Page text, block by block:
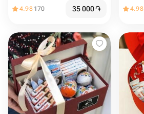
4.98 170 35 000֏ 4.98